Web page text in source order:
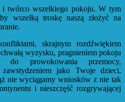
i twórco wszelkiego pokoju. W tym
wszelką troskę naszą złożyć na
skrajnym rozdźwiękiem
wyzysku, pragnieniem pokoju
do prowokowania przemocy,
jako Twoje dzieci,
nie wyciągamy wniosków z nie tak
i nieszczęść rozgrywającej